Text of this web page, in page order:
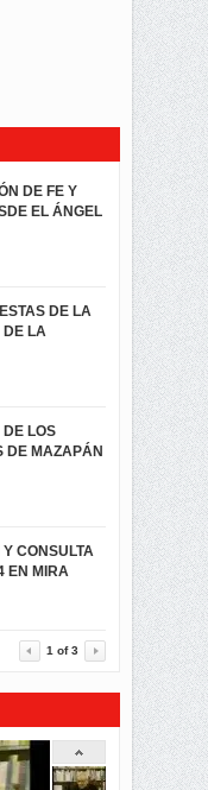
DE FE Y
EL ÁNGEL
DE LA
DE LA
DE LOS
DE MAZAPÁN
CONSULTA
EN MIRA
LA VIRGEN
2024
ARBOL DE
2023 EN
EL 1...
DEL
1 of3